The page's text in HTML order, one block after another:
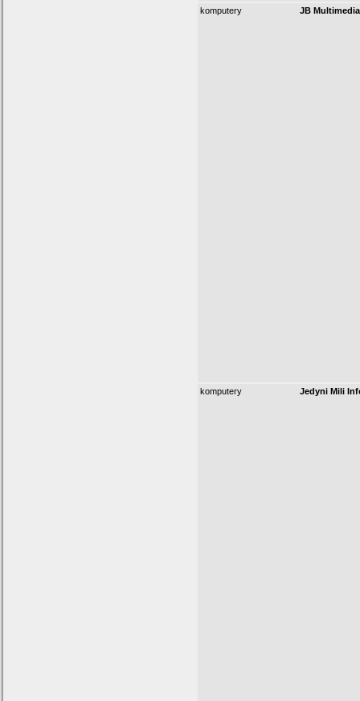
komputery JB
komputery Jedyni Mili